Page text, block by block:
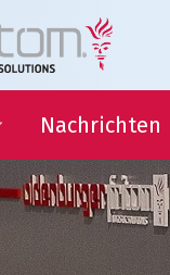
Nachrichten